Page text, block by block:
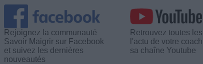
Rejoignez la communauté
Savoir Maigrir sur Facebook
et suivez les dernières
nouveautés
Retrouvez toutes
l'actu de votre
sa chaîne Youtube